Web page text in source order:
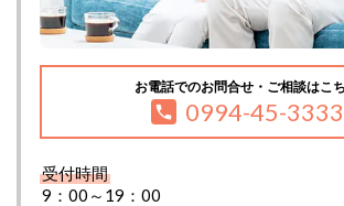
お電話でのお問合せ・ご相談はこ
0994-45-3333
受付時間
9：00～19：00